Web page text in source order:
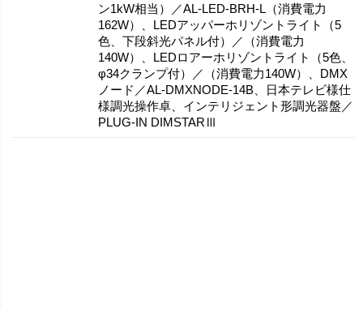
ン1kW相当）／AL-LED-BRH-L（消費電力
162W）、LEDアッパーホリゾントライト（5
色、下段斜光パネル付）／（消費電力
140W）、LEDロアーホリゾントライト（5色、
φ34クランプ付）／（消費電力140W）、DMX
ノード／AL-DMXNODE-14B、日本テレビ様仕
様調光操作卓、インテリジェント形調光器盤／
PLUG-IN DIMSTARⅢ